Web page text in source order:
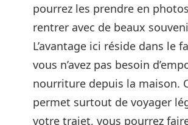
pourrez les prendre en
rentrer avec de beaux
L’avantage ici réside dans le
vous n’avez pas besoin
nourriture depuis la maison.
permet surtout de voyager
votre trajet, vous pourrez